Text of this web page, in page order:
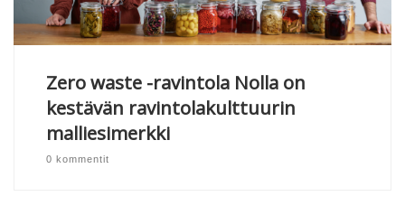
Zero waste -ravintola Nolla on
kestävän ravintolakulttuurin
malliesimerkki
0 kommentit